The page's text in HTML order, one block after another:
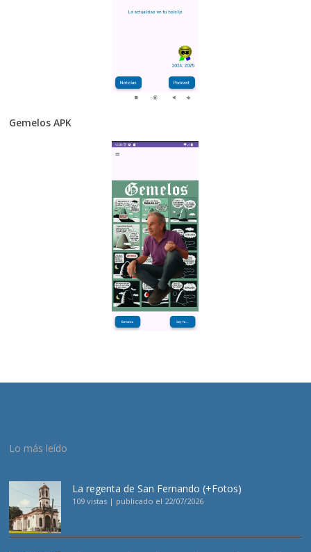
Gemelos APK
Lo más leído
La regenta de San Fernando (+Fotos)
109 vistas | publicado el 22/07/2026